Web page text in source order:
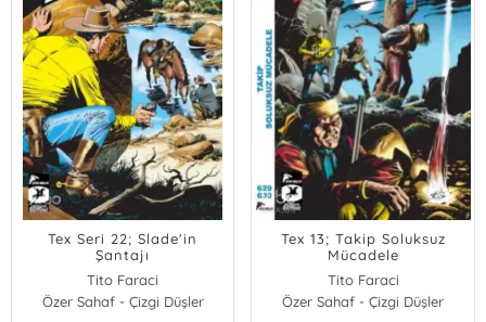
Tex Seri 22; Slade'in
Şantajı
Tito Faraci
Özer Sahaf - Çizgi Düşler
Tex 13; Takip Soluksuz
Mücadele
Tito Faraci
Özer Sahaf - Çizgi Düşler